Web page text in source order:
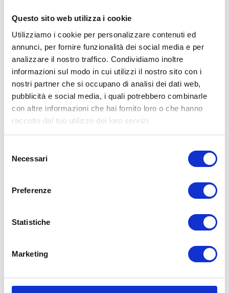
Questo sito web utilizza i cookie
Utilizziamo i cookie per personalizzare contenuti ed
annunci, per fornire funzionalità dei social media e per
analizzare il nostro traffico. Condividiamo inoltre
informazioni sul modo in cui utilizzi il nostro sito con i
nostri partner che si occupano di analisi dei dati web,
pubblicità e social media, i quali potrebbero combinarle
con altre informazioni che hai fornito loro o che hanno
raccolto dal tuo utilizzo dei loro servizi.
delNecessari
Preferenze
Statistiche
Marketing
Cambio Gomme
Invernali-Estive: Perché
Controllare la Pressione
è Fondamentale?
Differenze tra gomme invernali
sono
progettate per funzionare in condizioni